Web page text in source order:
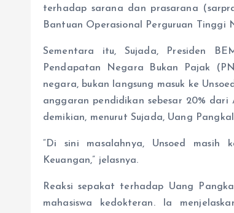
terhadap sarana dan prasarana
Bantuan Operasional Perguruan
Sementara itu, Sujada, Presiden
Pendapatan Negara Bukan Pajak
negara, bukan langsung masuk ke
anggaran pendidikan sebesar 20%
demikian, menurut Sujada, Uang
“Di sini masalahnya, Unsoed
Keuangan,” jelasnya.
Reaksi sepakat terhadap Uang
mahasiswa kedokteran. Ia